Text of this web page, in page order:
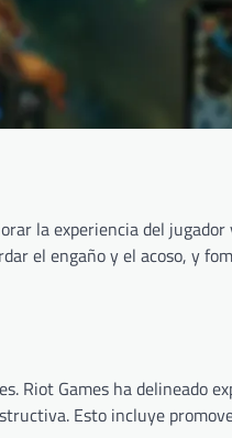
la experiencia del jugador
el engaño y el acoso, y
Riot Games ha delineado
Esto incluye